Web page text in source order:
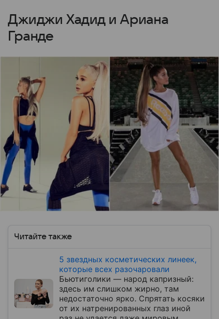
Джиджи Хадид и Ариана
Гранде
Читайте также
5 звездных косметических линеек,
которые всех разочаровали
Бьютиголики — народ капризный:
здесь им слишком жирно, там
недостаточно ярко. Спрятать косяки
от их натренированных глаз иной